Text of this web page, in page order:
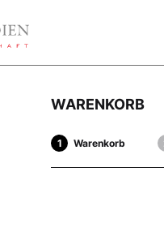
WARENKORB
Warenkorb